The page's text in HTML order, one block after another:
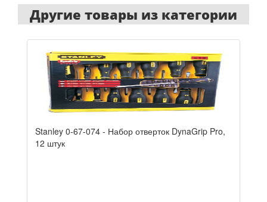
Другие товары из категории
Stanley 0-67-074 - Набор отверток DynaGrip Pro,
12 штук